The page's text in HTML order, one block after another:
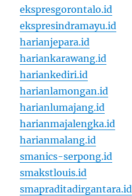
ekspresgorontalo.id
ekspresindramayu.id
harianjepara.id
hariankarawang.id
hariankediri.id
harianlamongan.id
harianlumajang.id
harianmajalengka.id
harianmalang.id
smanics-serpong.id
smakstlouis.id
smapraditadirgantara.id